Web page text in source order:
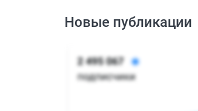
Новые публикации